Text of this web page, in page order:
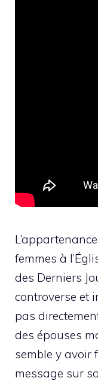
femmes à
des Derniers
controverse et
pas
des épouses
semble y avoir
message sur